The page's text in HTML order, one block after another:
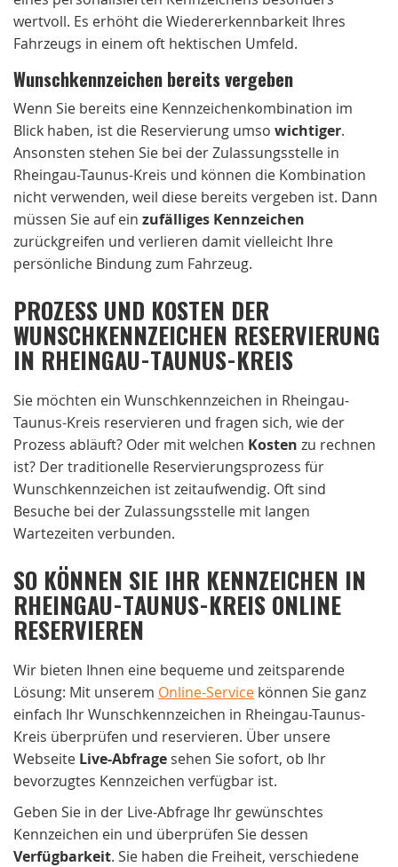
wertvoll. Es erhöht die Wiedererkennbarkeit Ihres
Fahrzeugs in einem oft hektischen Umfeld.
Wunschkennzeichen bereits vergeben
Wenn Sie bereits eine Kennzeichenkombination im
Blick haben, ist die Reservierung umso wichtiger.
Ansonsten stehen Sie bei der Zulassungsstelle in
Rheingau-Taunus-Kreis und können die Kombination
nicht verwenden, weil diese bereits vergeben ist. Dann
müssen Sie auf ein zufälliges Kennzeichen
zurückgreifen und verlieren damit vielleicht Ihre
persönliche Bindung zum Fahrzeug.
PROZESS UND KOSTEN DER
WUNSCHKENNZEICHEN RESERVIERUNG
IN RHEINGAU-TAUNUS-KREIS
Sie möchten ein Wunschkennzeichen in Rheingau-
Taunus-Kreis reservieren und fragen sich, wie der
Prozess abläuft? Oder mit welchen Kosten zu rechnen
ist? Der traditionelle Reservierungsprozess für
Wunschkennzeichen ist zeitaufwendig. Oft sind
Besuche bei der Zulassungsstelle mit langen
Wartezeiten verbunden.
SO KÖNNEN SIE IHR KENNZEICHEN IN
RHEINGAU-TAUNUS-KREIS ONLINE
RESERVIEREN
Wir bieten Ihnen eine bequeme und zeitsparende
Lösung: Mit unserem Online-Service können Sie ganz
einfach Ihr Wunschkennzeichen in Rheingau-Taunus-
Kreis überprüfen und reservieren. Über unsere
Webseite Live-Abfrage sehen Sie sofort, ob Ihr
bevorzugtes Kennzeichen verfügbar ist.
Geben Sie in der Live-Abfrage Ihr gewünschtes
Kennzeichen ein und überprüfen Sie dessen
Verfügbarkeit. Sie haben die Freiheit, verschiedene